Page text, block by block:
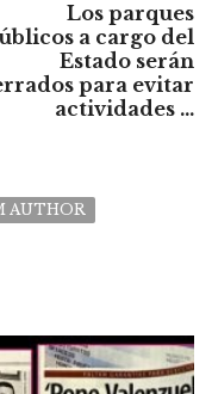
Los parques
a cargo del
Estado serán
para evitar
actividades ...
AUTHOR